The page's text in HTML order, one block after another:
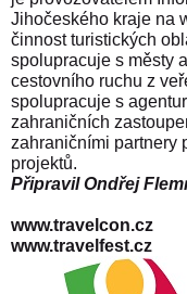
Jihočeského kraje na
činnost turistických
spolupracuje s městy
cestovního ruchu z
spolupracuje s
zahraničních
zahraničními partnery
projektů.
Připravil Ondřej
www.travelcon.cz
www.travelfest.cz